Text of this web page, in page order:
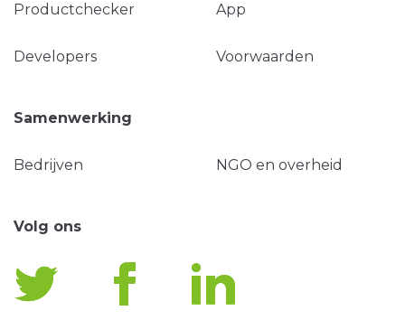
Productchecker App
Developers Voorwaarden
Samenwerking
Bedrijven NGO en overheid
Volg ons